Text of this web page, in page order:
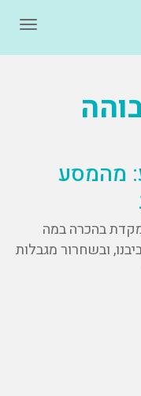
מהמסע
בהכרה במה
ובשחרור מגבלות